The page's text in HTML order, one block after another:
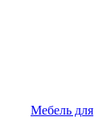
Мебель для